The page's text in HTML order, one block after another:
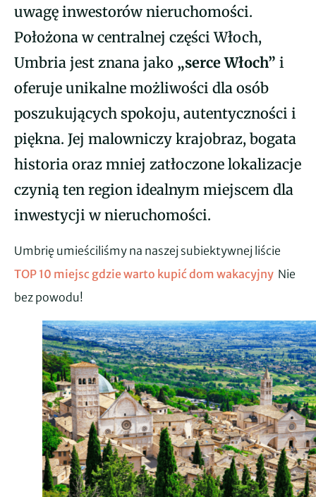
uwagę inwestorów nieruchomości.
Położona w centralnej części Włoch,
Umbria jest znana jako „serce Włoch” i
oferuje unikalne możliwości dla osób
poszukujących spokoju, autentyczności i
piękna. Jej malowniczy krajobraz, bogata
historia oraz mniej zatłoczone lokalizacje
czynią ten region idealnym miejscem dla
inwestycji w nieruchomości.
Umbrię umieściliśmy na naszej subiektywnej liście
TOP 10 miejsc gdzie warto kupić dom wakacyjny Nie
bez powodu!